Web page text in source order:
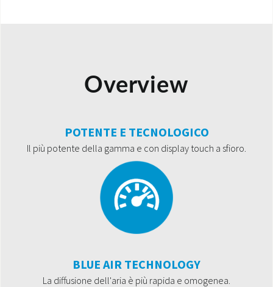
Overview
POTENTE E TECNOLOGICO
Il più potente della gamma e con display touch a sfioro.
BLUE AIR TECHNOLOGY
La diffusione dell'aria è più rapida e omogenea.